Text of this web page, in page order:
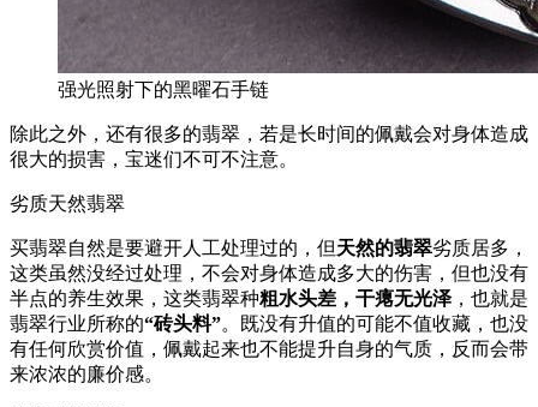
强光照射下的黑曜石手链
除此之外，还有很多的翡翠，若是长时间的佩戴会对身体造成
很大的损害，宝迷们不可不注意。
劣质天然翡翠
买翡翠自然是要避开人工处理过的，但天然的翡翠劣质居多，
这类虽然没经过处理，不会对身体造成多大的伤害，但也没有
半点的养生效果，这类翡翠种粗水头差，干瘪无光泽，也就是
翡翠行业所称的“砖头料”。既没有升值的可能不值收藏，也没
有任何欣赏价值，佩戴起来也不能提升自身的气质，反而会带
来浓浓的廉价感。